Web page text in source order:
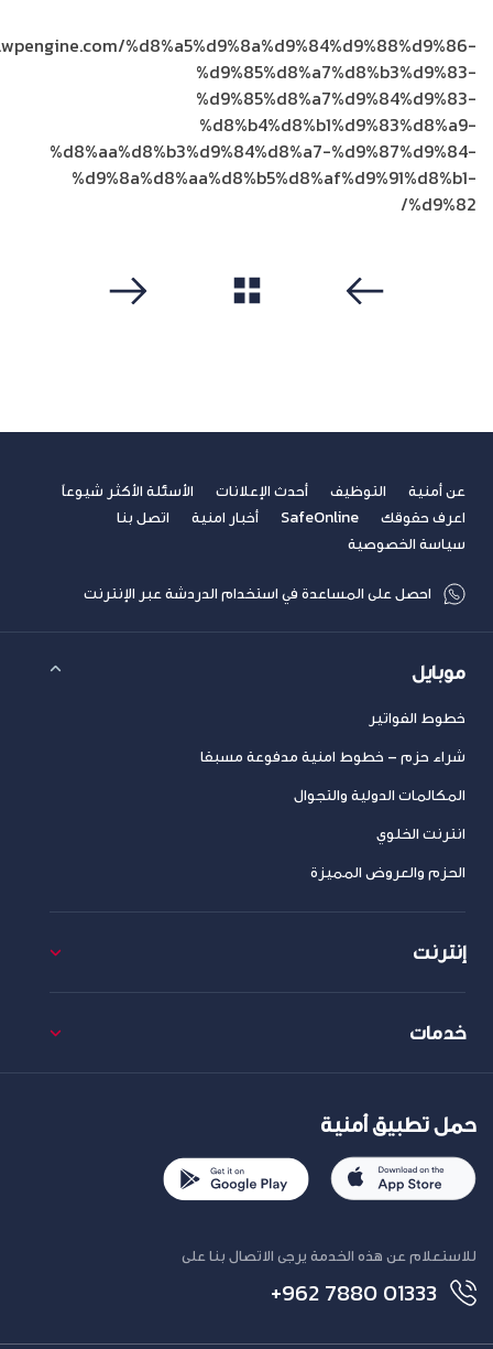
%d8%a5%d9%8a%d9%84%d9%88%d9%86-
%d9%85%d8%a7%d8%b3%d9%83-
%d9%85%d8%a7%d9%84%d9%83-
%d8%b4%d8%b1%d9%83%d8%a9-
%d8%aa%d8%b3%d9%84%d8%a7-%d9%87%d9%84-
%d9%8a%d8%aa%d8%b5%d8%af%d9%91%d8%b1-
%d9%82/
عن أمنية التوظيف أحدث الإعلانات
الأسئلة الأكثر شيوعاً
اعرف حقوقك
SafeOnline أخبار امنية
اتصل بنا
سياسة الخصوصية
احصل على المساعدة في استخدام الدردشة عبر الإنترنت
موبايل
خطوط الفواتير
شراء حزم – خطوط امنية مدفوعة مسبقا
المكالمات الدولية والتجوال
انترنت الخلوي
الحزم والعروض المميزة
إنترنت
خدمات
حمل تطبيق أمنية
للاستعلام عن هذه الخدمة يرجى الاتصال بنا على
+962 7880 01333